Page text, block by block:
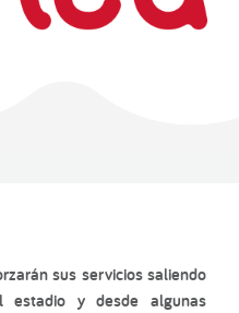
sus servicios saliendo
estadio y desde algunas